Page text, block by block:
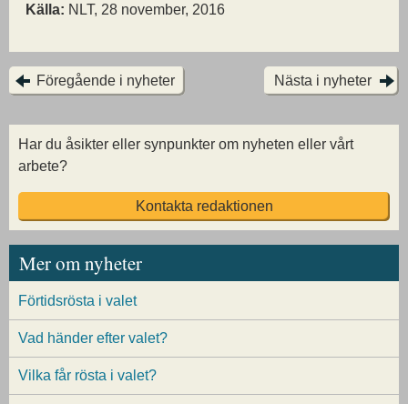
Källa: NLT, 28 november, 2016
Föregående i nyheter Nästa i nyheter
Har du åsikter eller synpunkter om nyheten eller vårt
arbete?
Kontakta redaktionen
Mer om nyheter
Förtidsrösta i valet
Vad händer efter valet?
Vilka får rösta i valet?